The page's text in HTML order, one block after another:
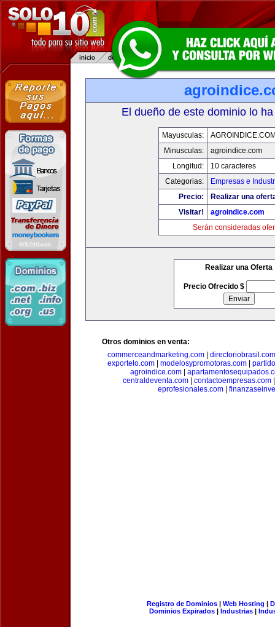
El dueño de este dominio lo
Mayusculas:
Minusculas:
agroindice.com
Longitud:
10 caracteres
Categorias:
Empresas e
Precio:
Realizar una
Visitar!
agroindice.com
Serán consideradas
Realizar una Oferta
Precio Ofrecido $
Otros dominios en venta:
commerceandmarketing.com| directoriobrasil.com
exportelo.com
modelosypromotoras.com
agroindice.com
centraldeventa.com
contactoempresas.com
eprofesionales.com
Registro de Dominios| Web Hosting |
Dominios Expirados | Industrias |